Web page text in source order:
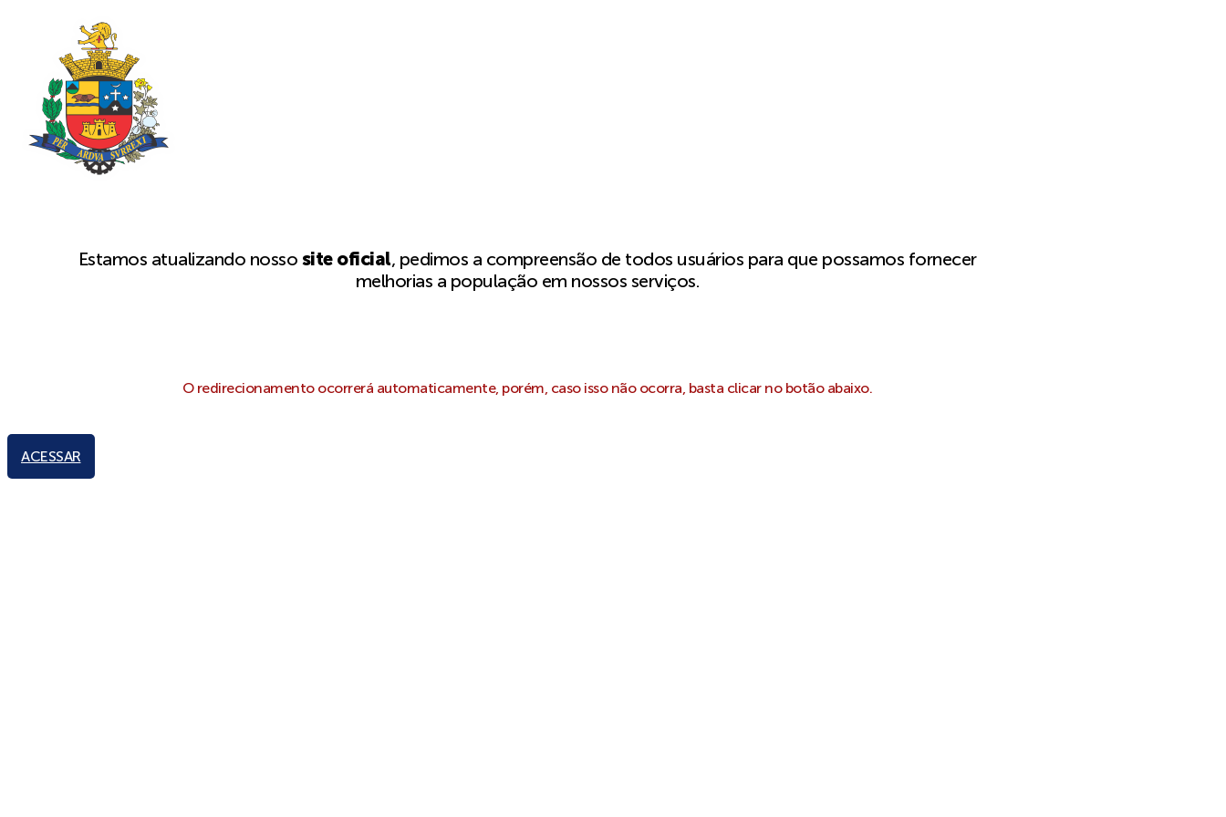
Estamos atualizando nosso site oficial, pedimos a compreensão de todos usuários para que possamos fornecer
melhorias a população em nossos serviços.
O redirecionamento ocorrerá automaticamente, porém, caso isso não ocorra, basta clicar no botão abaixo.
ACESSAR